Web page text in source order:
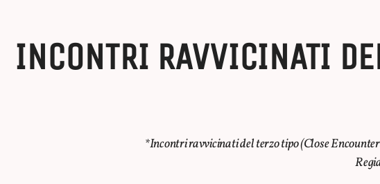
INCONTRI RAVVICINATI
*Incontri ravvicinati del terzo tipo (Close